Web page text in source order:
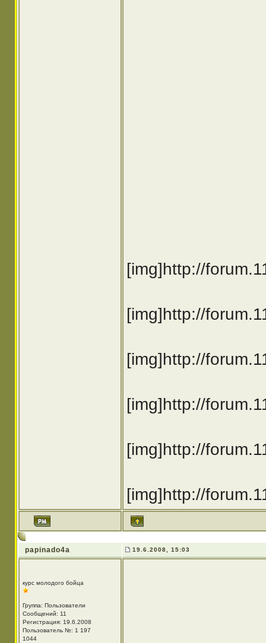
[img]http://
[img]http://
[img]http://
[img]http://
[img]http://
[img]http://
papinado4a 19.6.2008, 15:03
курс молодого бойца
Группа: Пользователи
Сообщений: 11
Регистрация: 19.6.2008
Пользователь №: 1 197
1044